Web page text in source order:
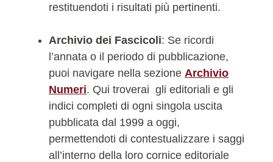
restituendoti i risultati più pertinenti.
Archivio dei Fascicoli: Se ricordi
l’annata o il periodo di pubblicazione,
puoi navigare nella sezione Archivio
Numeri. Qui troverai gli editoriali e gli
indici completi di ogni singola uscita
pubblicata dal 1999 a oggi,
permettendoti di contestualizzare i saggi
all’interno della loro cornice editoriale